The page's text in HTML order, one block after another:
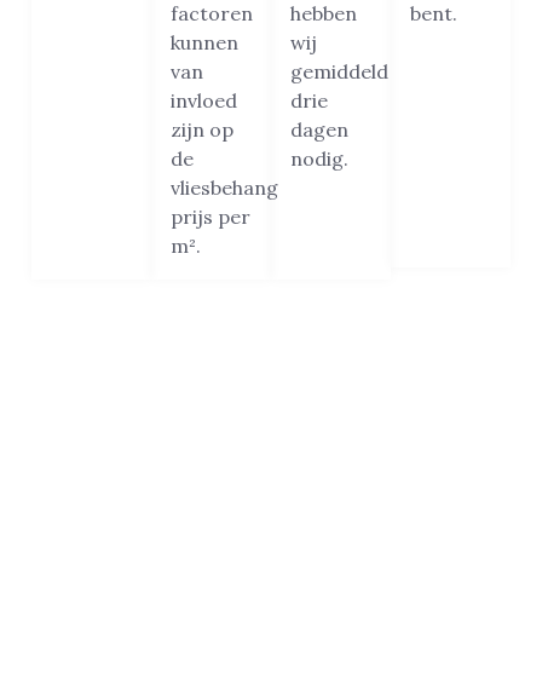
factoren
kunnen
van
invloed
zijn op
de
vliesbehang
prijs per
m².
hebben
wij
gemiddeld
drie
dagen
nodig.
bent.